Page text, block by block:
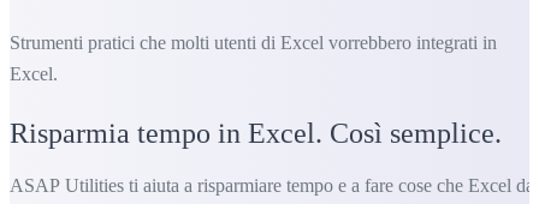
Strumenti pratici che molti utenti di Excel vorrebbero integrati in
Excel.
Risparmia tempo in Excel. Così semplice.
ASAP Utilities ti aiuta a risparmiare tempo e a fare cose che Excel da